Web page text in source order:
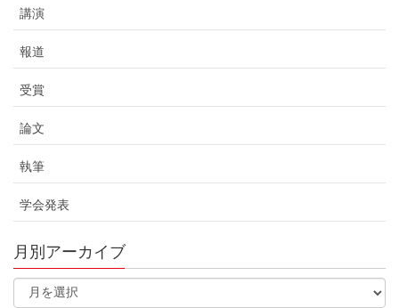
講演
報道
受賞
論文
執筆
学会発表
月別アーカイブ